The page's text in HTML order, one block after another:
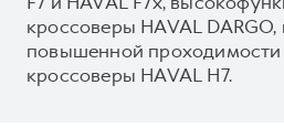
кроссоверы HAVAL
повышенной проходимости
кроссоверы HAVAL H7.